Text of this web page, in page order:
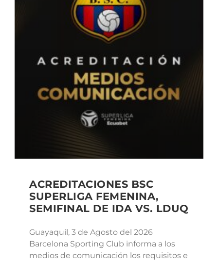
ACREDITACIONES BSC
SUPERLIGA FEMENINA,
SEMIFINAL DE IDA VS. LDUQ
Guayaquil, 3 de Agosto del 2026
Barcelona Sporting Club informa a los
medios de comunicación los requisitos e